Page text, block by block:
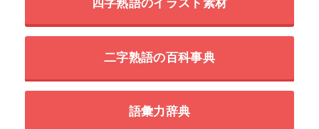
二字熟語の百科事典
語彙力辞典